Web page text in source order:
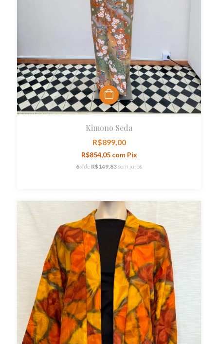
Kimono Seda
R$899,00
R$854,05 com Pix
6x de R$149,83 sem juros